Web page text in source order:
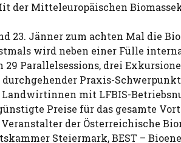
der Mitteleuropäischen
23. Jänner zum achten Mal die
wird neben einer Fülle
29 Parallelsessions, drei
durchgehender Praxis-
mit LFBIS-
Preise für das gesamte
der Österreichische
Steiermark, BEST –